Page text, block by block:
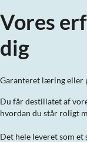
Vores
dig
Garanteret læring eller
Du får destillatet af
hvordan du står roligt
Det hele leveret som